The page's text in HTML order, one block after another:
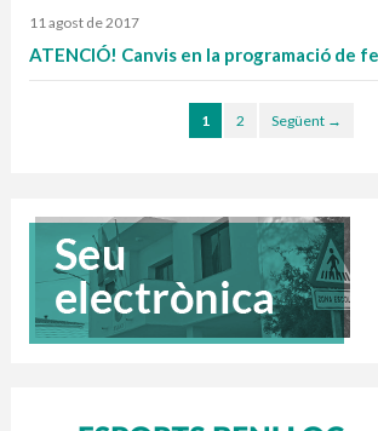
11 agost de 2017
ATENCIÓ! Canvis en la programació de
1 2 Següent →